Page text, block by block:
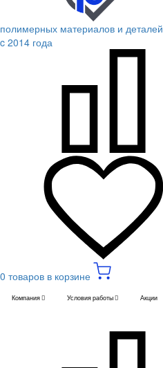
полимерных материалов и деталей
c 2014 года
0 товаров в корзине
Компания Условия работы Акции